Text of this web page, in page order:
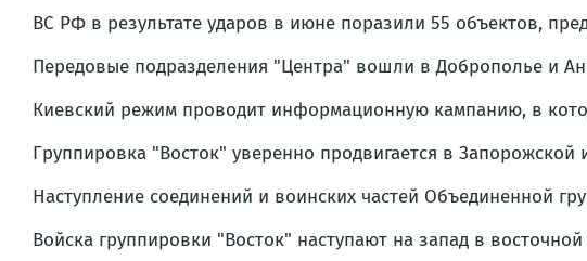
ВС РФ в результате ударов в июне поразили 55 объектов,
Передовые подразделения "Центра" вошли в Доброполье и
Киевский режим проводит информационную кампанию, в
Группировка "Восток" уверенно продвигается в Запорожской
Наступление соединений и воинских частей Объединенной
Войска группировки "Восток" наступают на запад в